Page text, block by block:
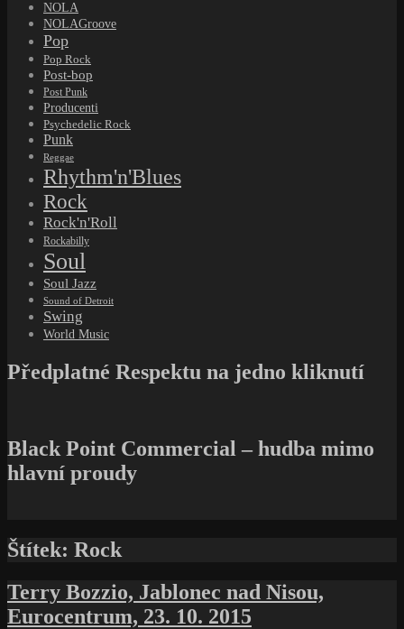
NOLA
NOLAGroove
Pop
Pop Rock
Post-bop
Post Punk
Producenti
Psychedelic Rock
Punk
Reggae
Rhythm'n'Blues
Rock
Rock'n'Roll
Rockabilly
Soul
Soul Jazz
Sound of Detroit
Swing
World Music
Předplatné Respektu na jedno kliknutí
Black Point Commercial – hudba mimo
hlavní proudy
Štítek: Rock
Terry Bozzio, Jablonec nad Nisou,
Eurocentrum, 23. 10. 2015